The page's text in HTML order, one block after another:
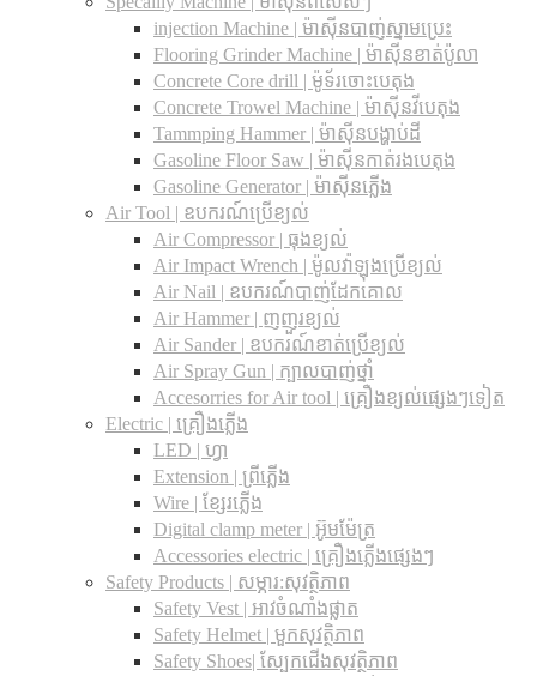
injection Machine | ម៉ាស៊ីនបាញ់ស្នាមប្រេះ
Flooring Grinder Machine | ម៉ាស៊ីនខាត់ប៉ូលា
Concrete Core drill | ម៉ូទ័រចោះបេតុង
Concrete Trowel Machine | ម៉ាស៊ីនវីបេតុង
Tammping Hammer | ម៉ាស៊ីនបង្ហាប់ដី
Gasoline Floor Saw | ម៉ាស៊ីនកាត់រងបេតុង
Gasoline Generator | ម៉ាស៊ីនភ្លើង
Air Tool | ឧបករណ៍ប្រើខ្យល់
Air Compressor | ធុងខ្យល់
Air Impact Wrench | ម៉ូលវ៉ាឡុងប្រើខ្យល់
Air Nail | ឧបករណ៍បាញ់ដែកគោល
Air Hammer | ញញួរខ្យល់
Air Sander | ឧបករណ៍ខាត់ប្រើខ្យល់
Air Spray Gun | ក្បាលបាញ់ថ្នាំ
Accesorries for Air tool | គ្រឿងខ្យល់ផ្សេងៗទៀត
Electric | គ្រឿងភ្លើង
LED | ហ្វា
Extension | ព្រីភ្លើង
Wire | ខ្សែរភ្លើង
Digital clamp meter | អ៊ូមម៉ែត្រ
Accessories electric | គ្រឿងភ្លើងផ្សេងៗ
Safety Products | សម្ភារ:សុវត្ថិភាព
Safety Vest | អាវចំណាំងផ្លាត
Safety Helmet | មួកសុវត្ថិភាព
Safety Shoes| ស្បែកជើងសុវត្ថិភាព